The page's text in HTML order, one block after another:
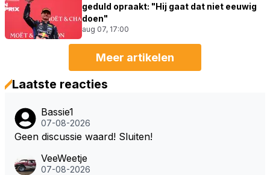
geduld opraakt: "Hij gaat dat niet eeuwig
doen"
aug 07, 17:00
Meer artikelen
Laatste reacties
Bassie1
07-08-2026
Geen discussie waard! Sluiten!
VeeWeetje
07-08-2026